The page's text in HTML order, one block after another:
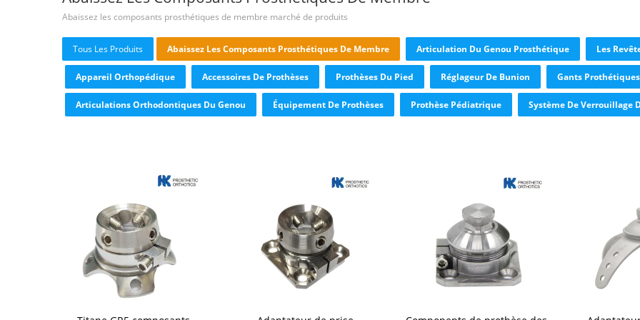
Abaissez les composants prosthétiques de membre marché de produits
Tous Les Produits Abaissez Les Composants Prosthétiques De Membre Articulation Du Genou Prosthétique Les
Appareil Orthopédique Accessoires De Prothèses Prothèses Du Pied Réglageur De Bunion Gants
Articulations Orthodontiques Du Genou Équipement De Prothèses Prothèse Pédiatrique Système De Verrouillage